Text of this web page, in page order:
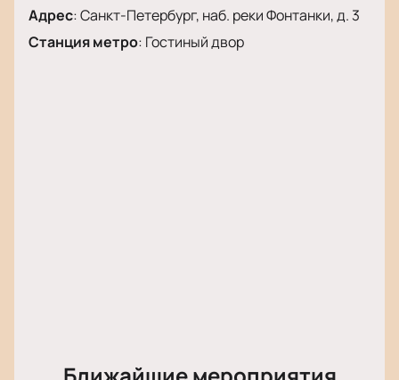
Адрес:Санкт-Петербург, наб. реки Фонтанки, д. 3
Станция метро: Гостиный двор